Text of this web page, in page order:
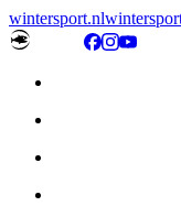
wintersport.nl